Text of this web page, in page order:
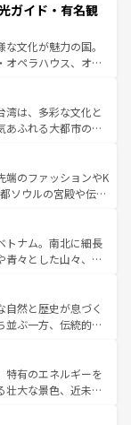
が融合した独特の
で異なる魅力を楽
感じることができ
の旅も、アメリカ
地といえばオアフ
島やカウアイ島が
をはじめ、豊かな
スピリット」と呼ば
アンミュージッ
がハワイの魅力を彩
動が待っているハ
ガイド・有名観
文化が魅力の国。
オペラハウス、オー
ル（エアーズロッ
アンズの熱帯雨林な
ェやワイン、オージ
サーフィンやダイ
好きにはたまらな
分に味わいつくそ
湾は、多彩な文化と
あふれる大都市の台
など、都市の喧騒
る人に新しい発見と
い台湾の食文化も魅
エティ豊かな料理
コンテンツ一覧を参
端のファッションやK
ソウルの宮殿や伝統
美を楽しむことが
のストリートフード
る。夜には、韓国な
力を心ゆくまで味
の韓国情報はコンテンツ一
トナム。南北に細長
青々とした山々、世
の古い町並みやホ
、独特の雰囲気を
豊かさとおいしさで
ーヒーなどは、ぜ
てもあたたかい人々
忘れられない旅にな
然と歴史が息づく
並ぶ一方、伝統的な
マイなどの山岳地
ットやクラビの美し
ができる。タイ料理
にも異なる楽しみ
特有のエネルギーを
壮大な景色、近未来
スポットが密集し